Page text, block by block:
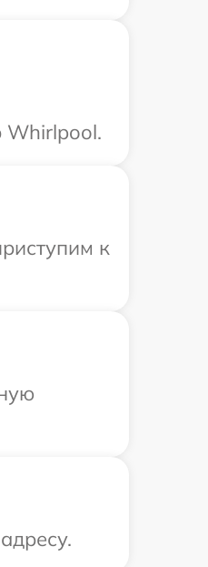
Whirlpool.
к